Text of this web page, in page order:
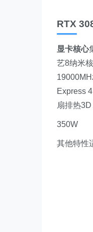
RTX
显卡核心
艺8纳米
Express
扇排热
350W
其他特性